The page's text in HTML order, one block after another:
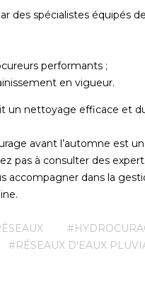
des spécialistes équipés
performants ;
en vigueur.
un nettoyage efficace et
avant l’automne est
pas à consulter des
accompagner dans la
#RÉSEAUX D'EAUX